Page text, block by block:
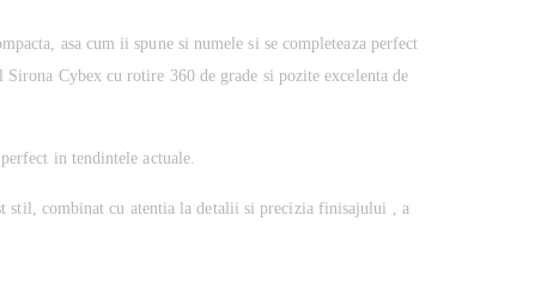
asa cum ii spune si numele si se completeaza perfect
Cybex cu rotire 360 de grade si pozite excelenta de
in tendintele actuale.
stil, combinat cu atentia la detalii si precizia finisajului , a